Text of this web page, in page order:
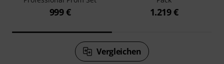
999 € 1.219 €
Vergleichen